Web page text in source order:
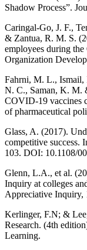
Shadow Process”.
Caringal-Go, J. F.,
& Zantua, R. M. S.
employees during
Organization
Fahrni, M. L.,
N. C., Saman, K. M.
COVID-19 vaccines
of pharmaceutical
Glass, A. (2017).
competitive success.
103. DOI: 10.1108/
Glenn, L.A., et al.
Inquiry at colleges
Appreciative Inquiry,
Kerlinger, F.N; &
Research. (4th
Learning.